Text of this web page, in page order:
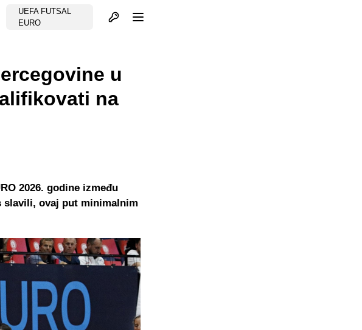
UEFA FUTSAL
EURO
Otvori profil
u
na
2026. godine između
slavili, ovaj put minimalnim